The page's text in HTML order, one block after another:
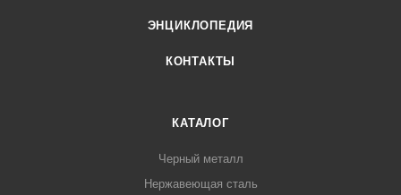
ЭНЦИКЛОПЕДИЯ
КОНТАКТЫ
КАТАЛОГ
Черный металл
Нержавеющая сталь